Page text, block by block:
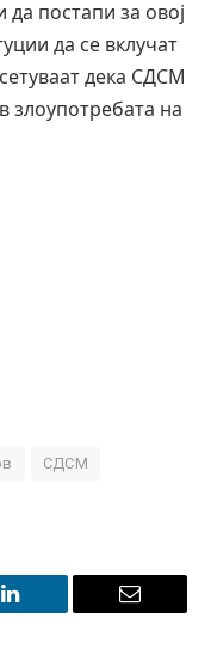
постапи за овој
да се вклучат
дека СДСМ
злоупотребата на
СДСМ
LinkedIn Email